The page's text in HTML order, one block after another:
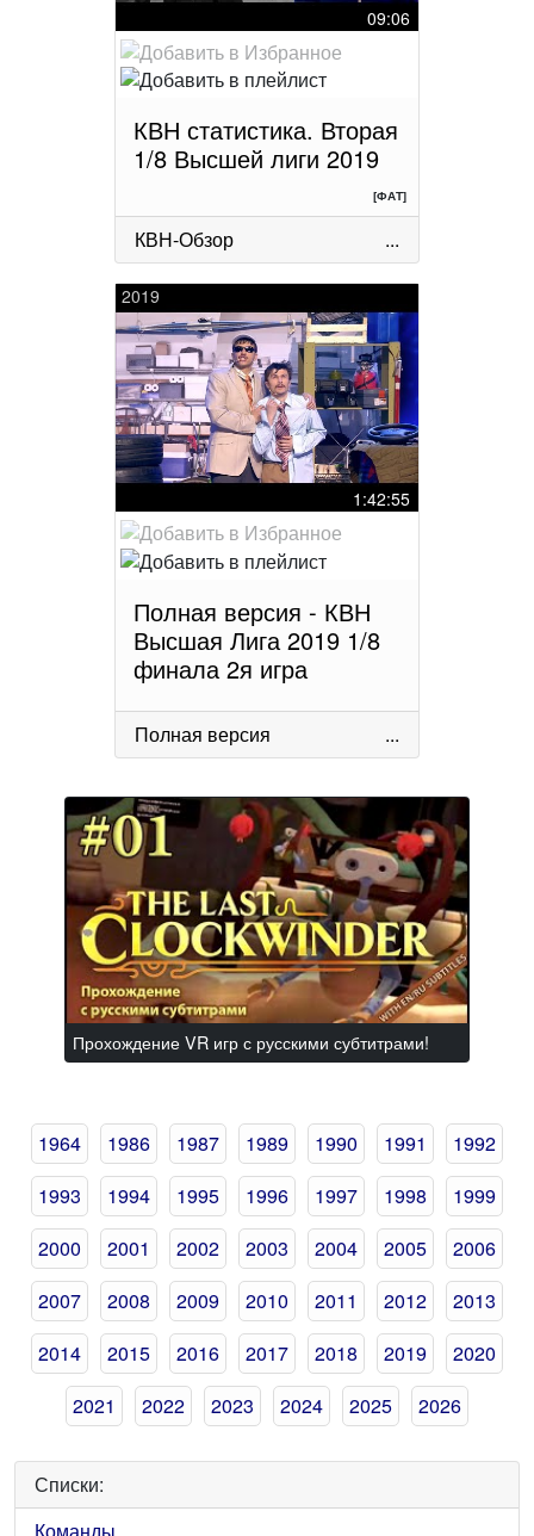
09:06
КВН статистика. Вторая
1/8 Высшей лиги 2019
[ФАТ]
КВН-Обзор ...
2019
1:42:55
Полная версия - КВН
Высшая Лига 2019 1/8
финала 2я игра
Полная версия ...
Прохождение VR игр с русскими субтитрами!
1964 1986 1987 1989 1990 1991
1992
1993
1994 1995 1996 1997 1998
1999
2000
2001 2002 2003 2004 2005
2006
2007
2008 2009 2010 2011 2012
2013
2014
2015 2016 2017 2018 2019
2020
2021
2022 2023 2024 2025 2026
Списки: